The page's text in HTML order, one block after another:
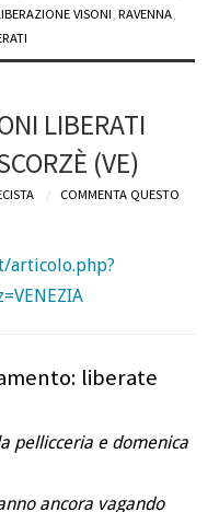
VISONI,RAVENNA,
LIBERATI
(VE)
COMMENTA QUESTO
articolo.php?
liberate
pellicceria e domenica
ancora vagando